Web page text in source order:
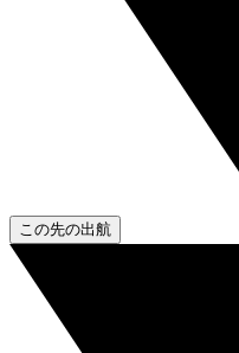
この先の出航